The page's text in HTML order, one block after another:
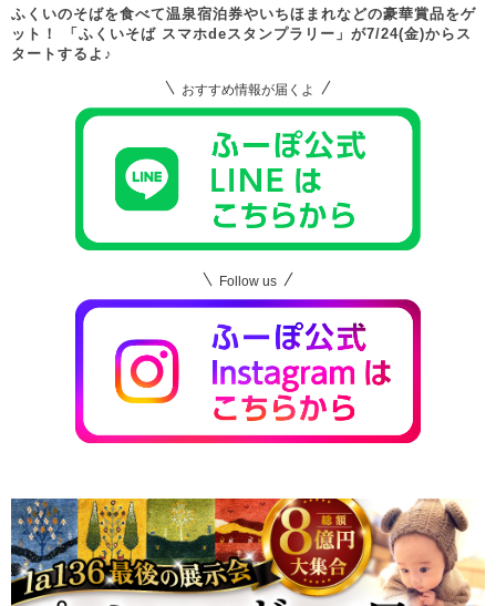
ふくいのそばを食べて温泉宿泊券やいちほまれなどの豪華賞品をゲ
ット！ 「ふくいそば スマホdeスタンプラリー」が7/24(金)からス
タートするよ♪
おすすめ情報が届くよ
Follow us